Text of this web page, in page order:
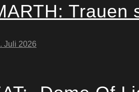
Trauen
Juli 2026